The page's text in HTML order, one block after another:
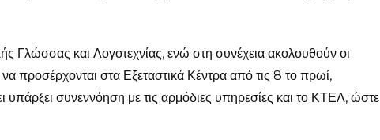
Γλώσσας και Λογοτεχνίας, ενώ στη συνέχεια ακολουθούν οι
προσέρχονται στα Εξεταστικά Κέντρα από τις 8 το πρωί,
συνεννόηση με τις αρμόδιες υπηρεσίες και το ΚΤΕΛ, ώστε